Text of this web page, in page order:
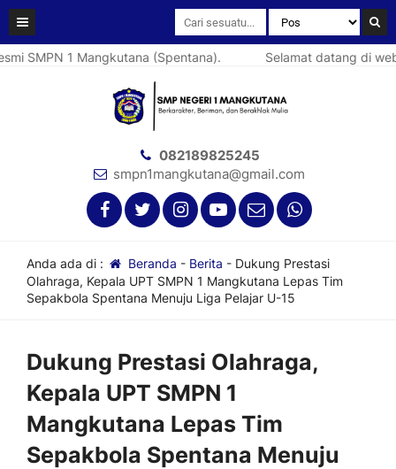
1 Mangkutana (Spentana). Selamat datang di website
082189825245
smpn1mangkutana@gmail.com
Anda ada di : Beranda - Berita - Dukung Prestasi
Olahraga, Kepala UPT SMPN 1 Mangkutana Lepas Tim
Sepakbola Spentana Menuju Liga Pelajar U-15
Dukung Prestasi Olahraga,
Kepala UPT SMPN 1
Mangkutana Lepas Tim
Sepakbola Spentana Menuju